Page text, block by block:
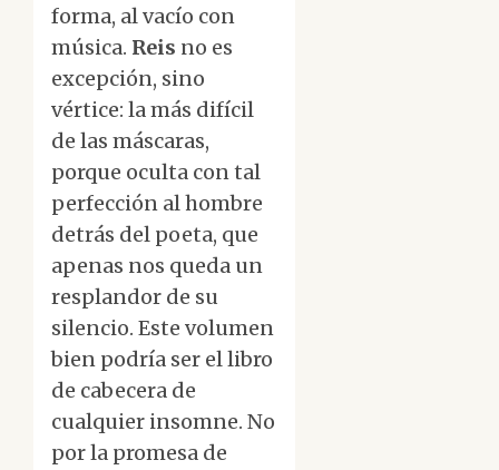
forma, al vacío con
música. Reis no es
excepción, sino
vértice: la más difícil
de las máscaras,
porque oculta con tal
perfección al hombre
detrás del poeta, que
apenas nos queda un
resplandor de su
silencio. Este volumen
bien podría ser el libro
de cabecera de
cualquier insomne. No
por la promesa de